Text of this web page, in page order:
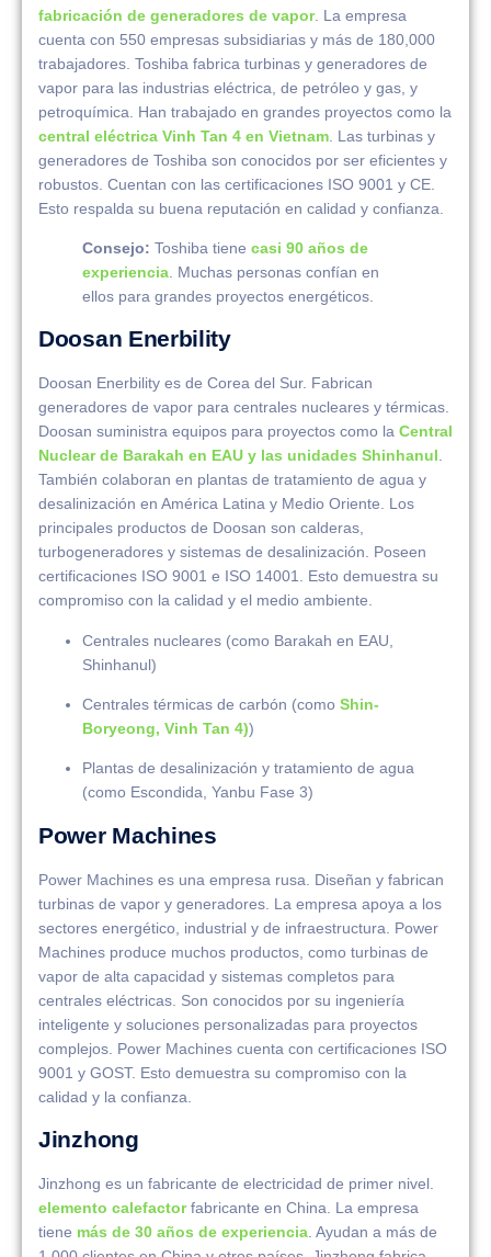
fabricación de generadores de vapor. La empresa
cuenta con 550 empresas subsidiarias y más de 180,000
trabajadores. Toshiba fabrica turbinas y generadores de
vapor para las industrias eléctrica, de petróleo y gas, y
petroquímica. Han trabajado en grandes proyectos como la
central eléctrica Vinh Tan 4 en Vietnam . Las turbinas y
generadores de Toshiba son conocidos por ser eficientes y
robustos. Cuentan con las certificaciones ISO 9001 y CE.
Esto respalda su buena reputación en calidad y confianza.
Consejo: Toshiba tiene casi 90 años de
experiencia . Muchas personas confían en
ellos para grandes proyectos energéticos.
Doosan Enerbility
Doosan Enerbility es de Corea del Sur. Fabrican
generadores de vapor para centrales nucleares y térmicas.
Doosan suministra equipos para proyectos como la Central
Nuclear de Barakah en EAU y las unidades Shinhanul.
También colaboran en plantas de tratamiento de agua y
desalinización en América Latina y Medio Oriente. Los
principales productos de Doosan son calderas,
turbogeneradores y sistemas de desalinización. Poseen
certificaciones ISO 9001 e ISO 14001. Esto demuestra su
compromiso con la calidad y el medio ambiente.
Centrales nucleares (como Barakah en EAU,
Shinhanul)
Centrales térmicas de carbón (como Shin-
Boryeong, Vinh Tan 4))
Plantas de desalinización y tratamiento de agua
(como Escondida, Yanbu Fase 3)
Power Machines
Power Machines es una empresa rusa. Diseñan y fabrican
turbinas de vapor y generadores. La empresa apoya a los
sectores energético, industrial y de infraestructura. Power
Machines produce muchos productos, como turbinas de
vapor de alta capacidad y sistemas completos para
centrales eléctricas. Son conocidos por su ingeniería
inteligente y soluciones personalizadas para proyectos
complejos. Power Machines cuenta con certificaciones ISO
9001 y GOST. Esto demuestra su compromiso con la
calidad y la confianza.
Jinzhong
Jinzhong es un fabricante de electricidad de primer nivel.
elemento calefactorfabricante en China. La empresa
tiene más de 30 años de experiencia. Ayudan a más de